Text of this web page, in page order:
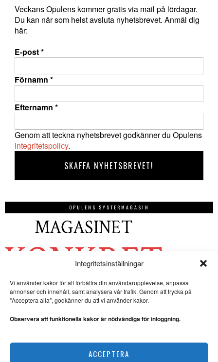
Integritetsinställningar
Vi använder kakor för att förbättra din användarupplevelse, anpassa
annonser och innehåll, samt analysera vår trafik. Genom att trycka på
"Acceptera alla", godkänner du att vi använder kakor.
Observera att funktionella kakor är nödvändiga för inloggning.
ACCEPTERA
Veckans Opulens kommer gratis via mail på lördagar.
Du kan när som helst avsluta nyhetsbrevet. Anmäl dig
här:
E-post*
Förnamn *
Efternamn *
Genom att teckna nyhetsbrevet godkänner du Opulens
integritetspolicy.
OPULENS SYSTERMAGASIN